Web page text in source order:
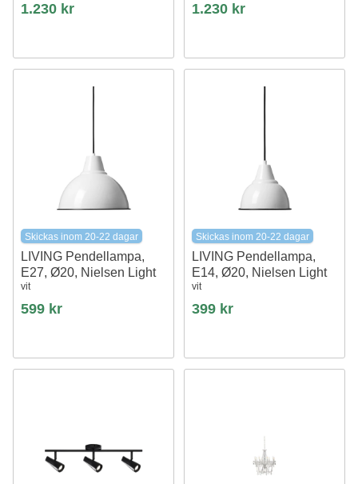
1.230 kr 1.230 kr
Skickas inom 20-22 dagar
LIVING Pendellampa,
E27, Ø20, Nielsen Light
vit
599 kr
Skickas inom 20-22 dagar
LIVING Pendellampa,
E14, Ø20, Nielsen Light
vit
399 kr